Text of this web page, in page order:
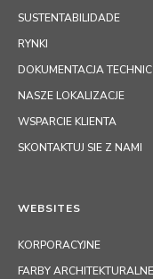
SUSTENTABILIDADE
RYNKI
DOKUMENTACJA
NASZE LOKALIZACJE
WSPARCIE KLIENTA
SKONTAKTUJ SIE Z NAMI
WEBSITES
KORPORACYJNE
FARBY ARCHITEKTURALNE